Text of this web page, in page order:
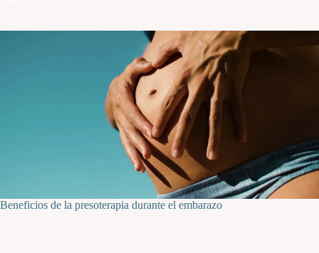
Beneficios de la presoterapia durante el embarazo